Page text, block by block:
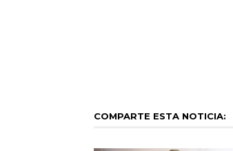
COMPARTE ESTA NOTICIA: